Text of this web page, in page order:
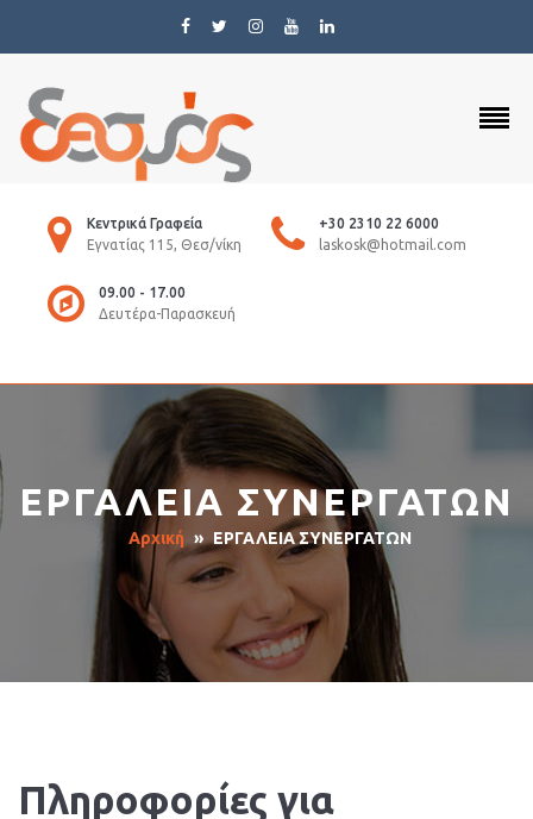
Κεντρικά Γραφεία
Εγνατίας 115, Θεσ/νίκη
+30 2310 22 6000
laskosk@hotmail.com
09.00 - 17.00
Δευτέρα-Παρασκευή
ΕΡΓΑΛΕΙΑ ΣΥΝΕΡΓΑΤΩΝ
Αρχική » ΕΡΓΑΛΕΙΑ ΣΥΝΕΡΓΑΤΩΝ
Πληροφορίες για